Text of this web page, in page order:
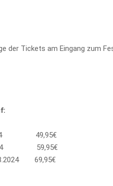
der Tickets am Eingang zum
49,95€
59,95€
69,95€